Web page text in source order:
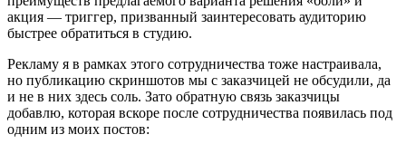
акция — триггер, призванный заинтересовать аудиторию
быстрее обратиться в студию.
Рекламу я в рамках этого сотрудничества тоже настраивала,
но публикацию скриншотов мы с заказчицей не обсудили, да
и не в них здесь соль. Зато обратную связь заказчицы
добавлю, которая вскоре после сотрудничества появилась под
одним из моих постов: